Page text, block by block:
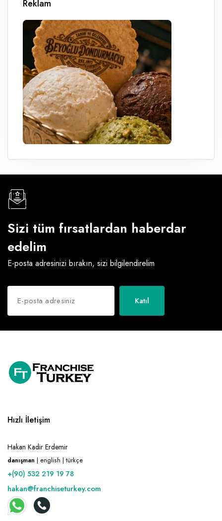
Reklam
Sizi tüm fırsatlardan haberdar
edelim
E-posta adresinizi bırakın, sizi bilgilendirelim
Katıl
Hızlı İletişim
Hakan Kadir Erdemir
danışman | english | türkçe
+(90) 532 219 19 78
hakan@franchiseturkey.com